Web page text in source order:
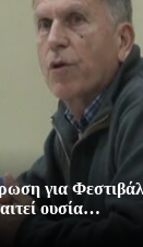
για
ουσία…